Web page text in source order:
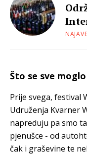
NAJAVE
Što se sve
Prije svega, festival
Udruženja Kvarner
napreduju pa smo
pjenušce - od
čak i graševine te